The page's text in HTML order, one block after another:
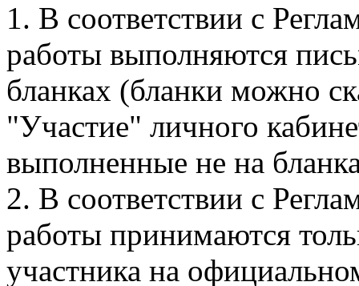
1. В соответствии с
работы выполняются
бланках (бланки можно
"Участие" личного
выполненные не на
2. В соответствии с
работы принимаются
участника на